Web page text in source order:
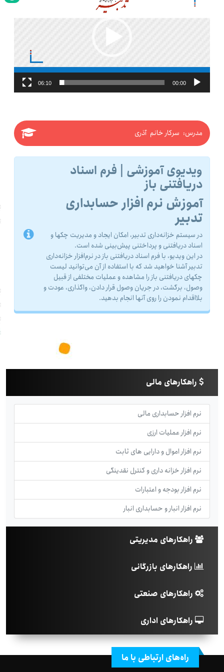
00:00
06:10
مدرس: سرکار خانم آذری
ویدیوی آموزشی | فرم اسناد
دریافتنی باز
آموزش نرم افزار حسابداری
تدبیر
در سیستم خزانه‌داری تدبیر، امکان ایجاد و مدیریت چکها و
اسناد دریافتنی و پرداختنی پیش‌بینی شده است.
در این ویدیو، با فرم اسناد دریافتنی باز در نرم‌افزار خزانه‌داری
تدبیر آشنا خواهید شد که با استفاده از آن می‌توانید لیست
چکهای دریافتنی باز را مشاهده و عملیات مختلفی از قبیل
وصول، برگشت، در جریان وصول قرار دادن، واگذاری، عودت و
بلااقدام نمودن را روی آنها انجام بدهید.
راهکارهای مالی
نرم افزار حسابداری مالی
نرم افزار عملیات ارزی
نرم افزار اموال و دارایی های ثابت
نرم افزار خزانه داری و کنترل نقدینگی
نرم افزار بودجه و اعتبارات
نرم افزار انبار و حسابداری انبار
راهکارهای مدیریتی
راهکارهای بازرگانی
راهکارهای صنعتی
راهکارهای اداری
راه‌های ارتباطی با ما